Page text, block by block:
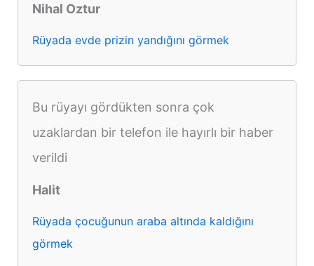
Nihal Oztur
Rüyada evde prizin yandığını görmek
Bu rüyayı gördükten sonra çok
uzaklardan bir telefon ile hayırlı bir haber
verildi
Halit
Rüyada çocuğunun araba altında kaldığını
görmek